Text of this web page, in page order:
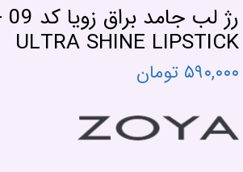
ULTRA SHINE LIPSTICK
۵۹۰,۰۰۰ تومان